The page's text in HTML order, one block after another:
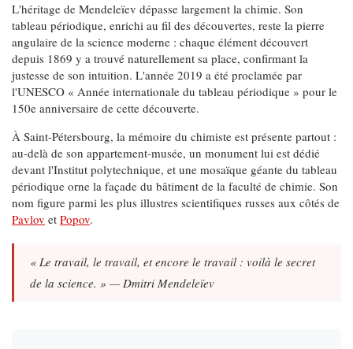
L'héritage de Mendeleïev dépasse largement la chimie. Son
tableau périodique, enrichi au fil des découvertes, reste la pierre
angulaire de la science moderne : chaque élément découvert
depuis 1869 y a trouvé naturellement sa place, confirmant la
justesse de son intuition. L'année 2019 a été proclamée par
l'UNESCO « Année internationale du tableau périodique » pour le
150e anniversaire de cette découverte.
À Saint-Pétersbourg, la mémoire du chimiste est présente partout :
au-delà de son appartement-musée, un monument lui est dédié
devant l'Institut polytechnique, et une mosaïque géante du tableau
périodique orne la façade du bâtiment de la faculté de chimie. Son
nom figure parmi les plus illustres scientifiques russes aux côtés de
Pavlov et Popov.
« Le travail, le travail, et encore le travail : voilà le secret
de la science. » — Dmitri Mendeleïev